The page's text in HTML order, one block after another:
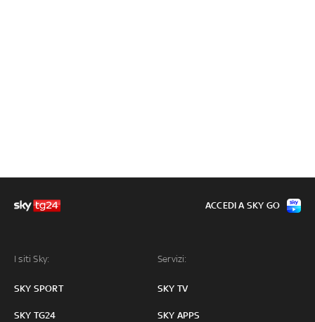
I siti Sky:
SKY SPORT
SKY TG24
Servizi:
SKY TV
SKY APPS
ACCEDI A SKY GO